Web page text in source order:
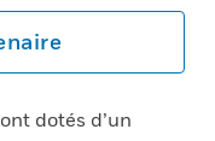
dotés d’un